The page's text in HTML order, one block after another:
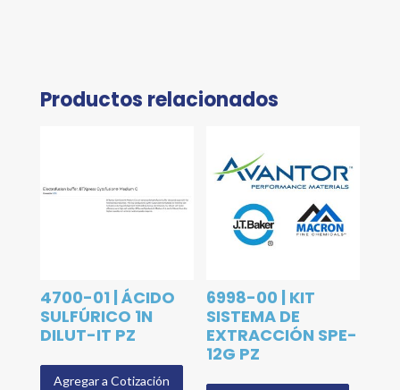
Productos relacionados
4700-01 | ÁCIDO
SULFÚRICO 1N
DILUT-IT PZ
Agregar a Cotización
6998-00 | KIT
SISTEMA DE
EXTRACCIÓN SPE-
12G PZ